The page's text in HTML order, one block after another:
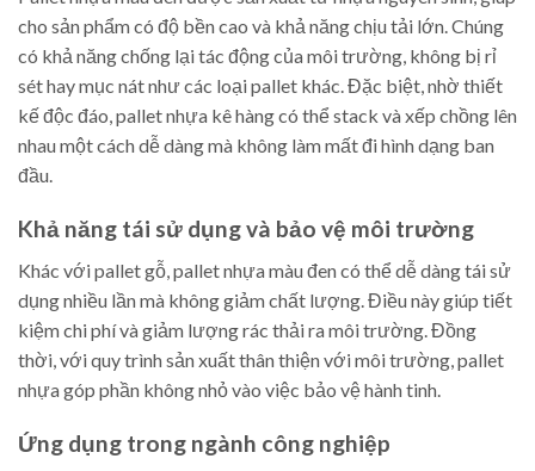
cho sản phẩm có độ bền cao và khả năng chịu tải lớn. Chúng
có khả năng chống lại tác động của môi trường, không bị rỉ
sét hay mục nát như các loại pallet khác. Đặc biệt, nhờ thiết
kế độc đáo, pallet nhựa kê hàng có thể stack và xếp chồng lên
nhau một cách dễ dàng mà không làm mất đi hình dạng ban
đầu.
Khả năng tái sử dụng và bảo vệ môi trường
Khác với pallet gỗ, pallet nhựa màu đen có thể dễ dàng tái sử
dụng nhiều lần mà không giảm chất lượng. Điều này giúp tiết
kiệm chi phí và giảm lượng rác thải ra môi trường. Đồng
thời, với quy trình sản xuất thân thiện với môi trường, pallet
nhựa góp phần không nhỏ vào việc bảo vệ hành tinh.
Ứng dụng trong ngành công nghiệp